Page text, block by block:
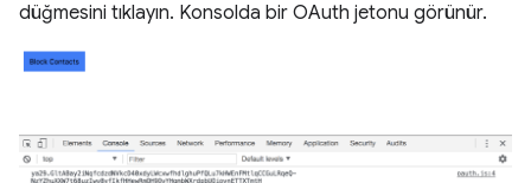
düğmesini tıklayın. Konsolda bir OAuth jetonu görünür.